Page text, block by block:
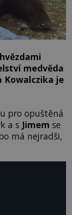
medvěda
Kowalczika je
pro opuštěná
a s Jimem se
má nejradši,